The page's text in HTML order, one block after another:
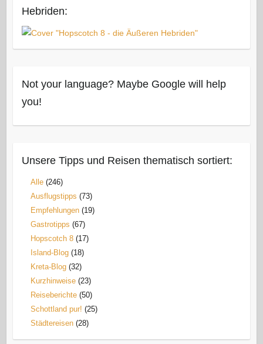
Hebriden:
Not your language? Maybe Google will help
you!
Unsere Tipps und Reisen thematisch sortiert:
Alle(246)
Ausflugstipps (73)
Empfehlungen(19)
Gastrotipps (67)
Hopscotch 8(17)
Island-Blog(18)
Kreta-Blog(32)
Kurzhinweise(23)
Reiseberichte(50)
Schottland pur! (25)
Städtereisen(28)